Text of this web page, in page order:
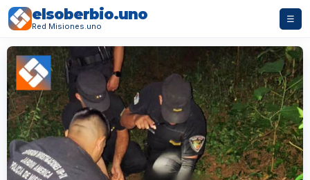
elsoberbio.uno
Red Misiones.uno
☰